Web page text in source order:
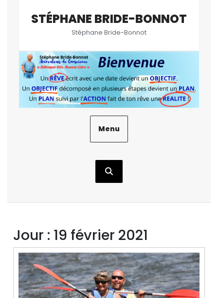
STÉPHANE BRIDE-BONNOT
Stéphane Bride-Bonnot
Menu
Jour : 19 février 2021